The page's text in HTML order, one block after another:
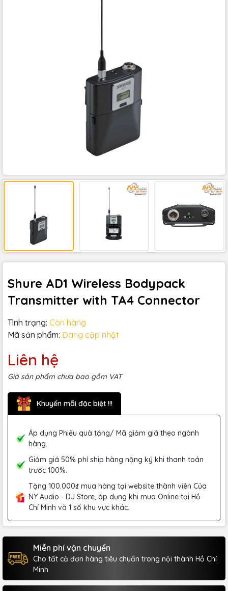
Shure AD1 Wireless Bodypack
Transmitter with TA4 Connector
Tình trạng: Còn hàng
Mã sản phẩm: Đang cập nhật
Liên hệ
Giá sản phẩm chưa bao gồm VAT
Khuyến mãi đặc biệt !!!
Áp dụng Phiếu quà tặng/ Mã giảm giá theo ngành
hàng.
Giảm giá 50% phí ship hàng nặng ký khi thanh toán
trước 100%.
Tặng 100.000₫ mua hàng tại website thành viên Của
NY Audio - DJ Store, áp dụng khi mua Online tại Hồ
Chí Minh và 1 số khu vực khác.
Miễn phí vận chuyển
Cho tất cả đơn hàng tiêu chuẩn trong nội thành Hồ Chí
Minh